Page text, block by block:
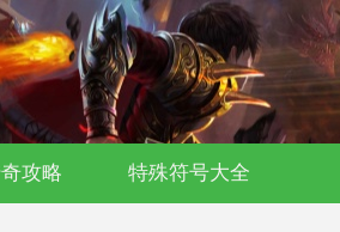
日新开传奇私服-176复
攻略 特殊符号大全